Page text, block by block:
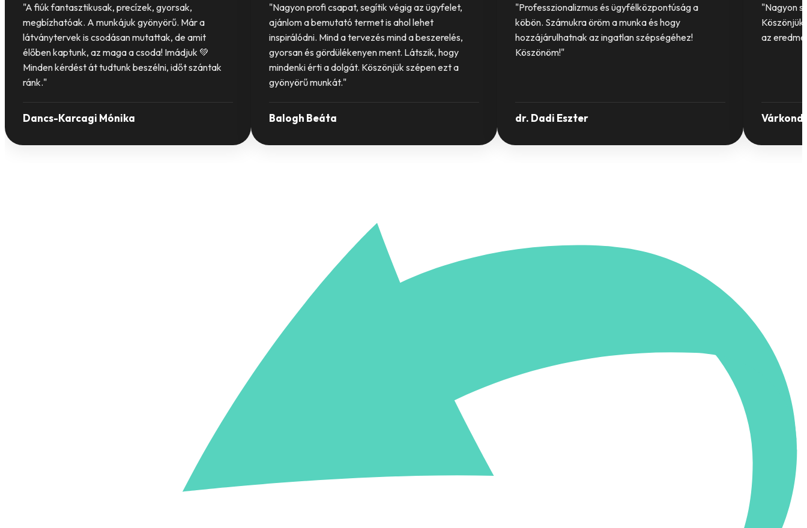
"A fiúk fantasztikusak, precízek, gyorsak,
megbízhatóak. A munkájuk gyönyörű. Már a
látványtervek is csodásan mutattak, de amit
élőben kaptunk, az maga a csoda! Imádjuk 💚
Minden kérdést át tudtunk beszélni, időt szántak
ránk."
Dancs-Karcagi Mónika
"Nagyon profi csapat, segítik végig az ügyfelet,
ajánlom a bemutató termet is ahol lehet
inspirálódni. Mind a tervezés mind a beszerelés,
gyorsan és gördülékenyen ment. Látszik, hogy
mindenki érti a dolgát. Köszönjük szépen ezt a
gyönyörű munkát."
Balogh Beáta
"Professzionalizmus és ügyfélközpontúság a
köbön. Számukra öröm a munka és hogy
hozzájárulhatnak az ingatlan szépségéhez!
Köszönöm!"
dr. Dadi Eszter
"Nagyon
az